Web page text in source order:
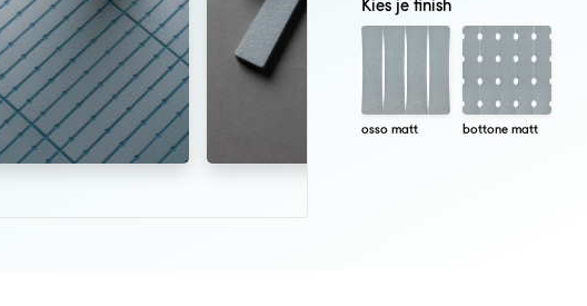
Kies je finish
osso matt bottone matt